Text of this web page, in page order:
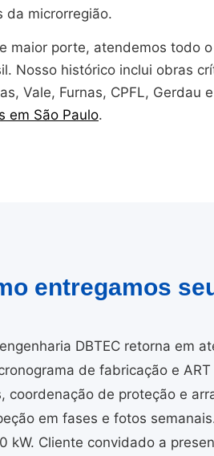
da microrregião.
maior porte, atendemos todo
Nosso histórico inclui obras
Vale, Furnas, CPFL, Gerdau
em São Paulo.
entregamos
DBTEC retorna em
de fabricação e ART
coordenação de proteção e
em fases e fotos
kW. Cliente convidado a